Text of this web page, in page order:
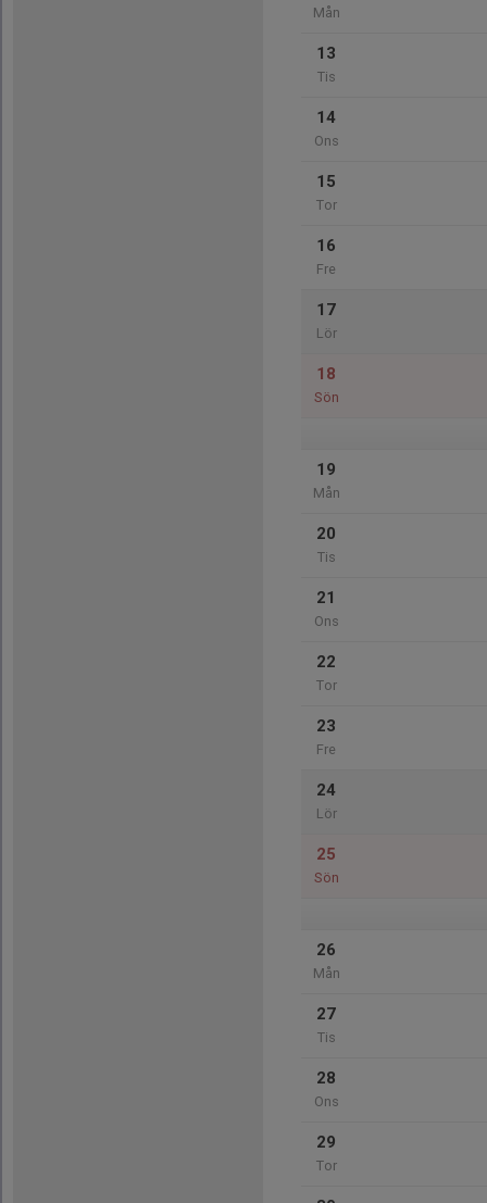
Mån
13
Tis
14
Ons
15
Tor
16
Fre
17
Lör
18
Sön
19
Mån
20
Tis
21
Ons
22
Tor
23
Fre
24
Lör
25
Sön
26
Mån
27
Tis
28
Ons
29
Tor